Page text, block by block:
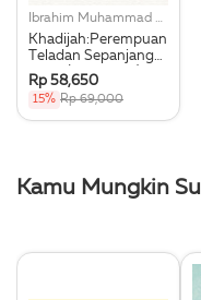
Ibrahim Muhammad Hasan Al-Jamal
Khadijah:Perempuan
Teladan Sepanjang
Masa (Republish)
Rp 58,650
15% Rp 69,000
Kamu Mungkin